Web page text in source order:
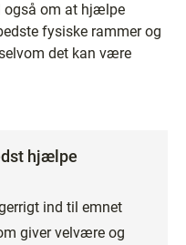
også om at hjælpe
fysiske rammer og
det kan være
hjælpe
ind til emnet
giver velvære og